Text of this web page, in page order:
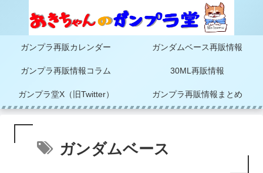
ガンプラ再販カレンダー ガンダムベース再販情報
ガンプラ再販情報コラム 30ML再販情報
ガンプラ堂X（旧Twitter） ガンプラ再販情報まとめ
ガンダムベース